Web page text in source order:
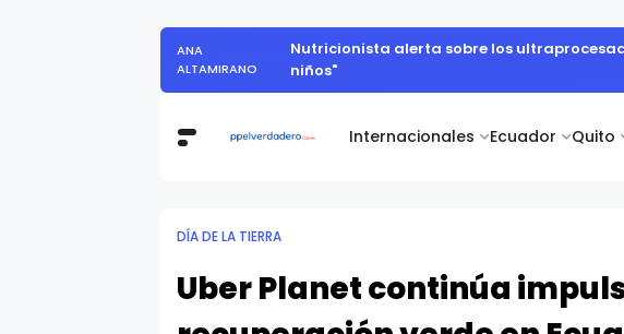
Internacionales Ecuador Quito
ANA
ALTAMIRANO
Nutricionista alerta sobre los
niños"
DÍA DE LA TIERRA
Uber Planet continúa